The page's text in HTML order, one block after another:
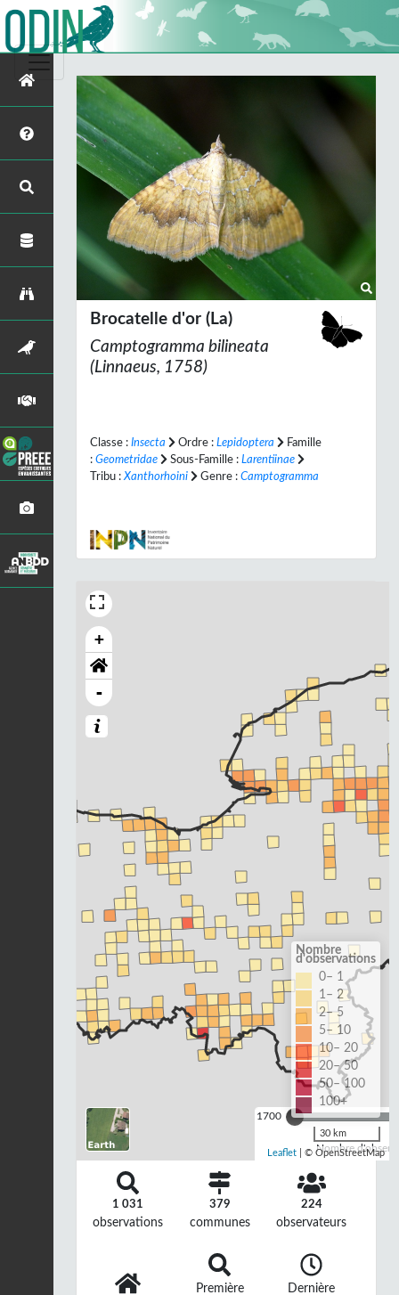
Brocatelle d'or (La)
Camptogramma bilineata
(Linnaeus, 1758)
Classe : Insecta Ordre : Lepidoptera
Famille
: Geometridae Sous-Famille : Larentiinae
Tribu : Xanthorhoini Genre : Camptogramma
+
-
1700
Nombre
Nombre
d'observations
0– 1
1– 2
2– 5
5– 10
10– 20
20– 50
50– 100
100+
30 km
Leaflet | © OpenStreetMap
1 031
observations
379
communes
224
observateurs
Première
Dernière